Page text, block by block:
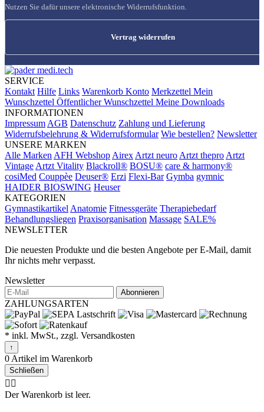
Nutzen Sie dafür unsere elektronische Widerrufsfunktion.
Vertrag widerrufen
SERVICE
Kontakt Hilfe Links Warenkorb Konto Merkzettel Mein
Wunschzettel Öffentlicher Wunschzettel Meine Downloads
INFORMATIONEN
Impressum AGB Datenschutz Zahlung und Lieferung
Widerrufsbelehrung & Widerrufsformular Wie bestellen? Newsletter
UNSERE MARKEN
Alle Marken AFH Webshop Airex Artzt neuro Artzt thepro Artzt
Vintage Artzt Vitality Blackroll® BOSU® care & harmony®
cosiMed Couppèe Deuser® Erzi Flexi-Bar Gymba gymnic
HAIDER BIOSWING Heuser
KATEGORIEN
Gymnastikartikel Anatomie Fitnessgeräte Therapiebedarf
Behandlungsliegen Praxisorganisation Massage SALE%
NEWSLETTER
Die neuesten Produkte und die besten Angebote per E-Mail, damit
Ihr nichts mehr verpasst.
Newsletter
Abonnieren
ZAHLUNGSARTEN
* inkl. MwSt., zzgl. Versandkosten
↑
0 Artikel im Warenkorb
Schließen
🤷‍♂️
Der Warenkorb ist leer.